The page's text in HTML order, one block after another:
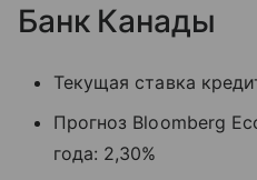
Банк Канады
Текущая ставка
Прогноз Bloomberg
года: 2,30%